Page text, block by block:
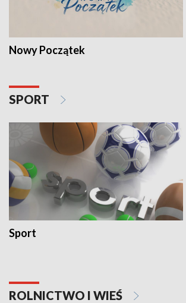
Nowy Początek
SPORT
Sport
ROLNICTWO I WIEŚ